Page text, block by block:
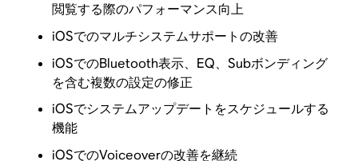
閲覧する際のパフォーマンス向上
iOSでのマルチシステムサポートの改善
iOSでのBluetooth表示、EQ、Subボンディング
を含む複数の設定の修正
iOSでシステムアップデートをスケジュールする
機能
iOSでのVoiceoverの改善を継続